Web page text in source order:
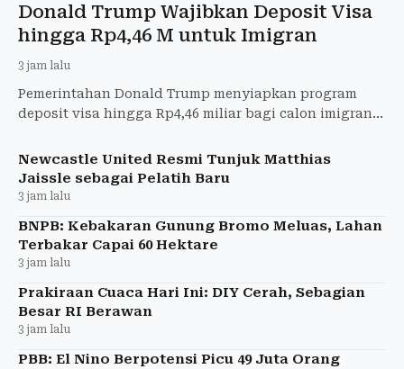
Donald Trump Wajibkan Deposit Visa
hingga Rp4,46 M untuk Imigran
3 jam lalu
Pemerintahan Donald Trump menyiapkan program
deposit visa hingga Rp4,46 miliar bagi calon imigran
imigrasi.
Newcastle United Resmi Tunjuk Matthias
Jaissle sebagai Pelatih Baru
3 jam lalu
BNPB: Kebakaran Gunung Bromo Meluas, Lahan
Terbakar Capai 60 Hektare
3 jam lalu
Prakiraan Cuaca Hari Ini: DIY Cerah, Sebagian
Besar RI Berawan
3 jam lalu
PBB: El Nino Berpotensi Picu 49 Juta Orang